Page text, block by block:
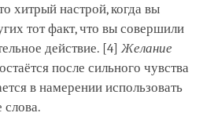
хитрый настрой, когда вы
тот факт, что вы совершили
действие. [4] Желание
после сильного чувства
в намерении использовать
слова.